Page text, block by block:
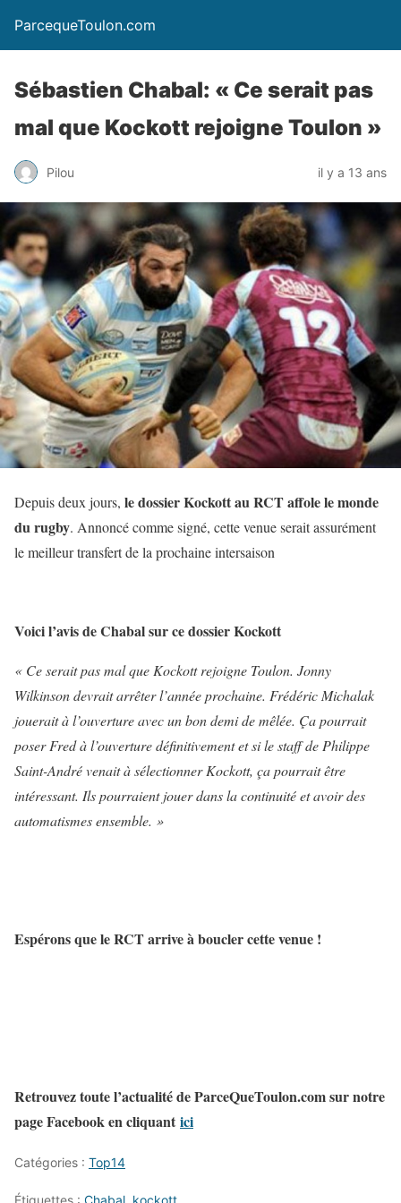
ParcequeToulon.com
Sébastien Chabal: « Ce serait pas
mal que Kockott rejoigne Toulon »
Pilou il y a 13 ans
Depuis deux jours, le dossier Kockott au RCT affole le monde
du rugby. Annoncé comme signé, cette venue serait assurément
le meilleur transfert de la prochaine intersaison
Voici l’avis de Chabal sur ce dossier Kockott
« Ce serait pas mal que Kockott rejoigne Toulon. Jonny
Wilkinson devrait arrêter l’année prochaine. Frédéric Michalak
jouerait à l’ouverture avec un bon demi de mêlée. Ça pourrait
poser Fred à l’ouverture définitivement et si le staff de Philippe
Saint-André venait à sélectionner Kockott, ça pourrait être
intéressant. Ils pourraient jouer dans la continuité et avoir des
automatismes ensemble. »
Espérons que le RCT arrive à boucler cette venue !
Retrouvez toute l’actualité de ParceQueToulon.com sur notre
page Facebook en cliquant ici
Catégories : Top14